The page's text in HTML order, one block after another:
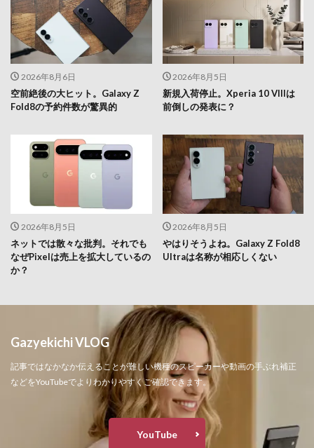
2026年8月6日
空前絶後の大ヒット。Galaxy Z
Fold8の予約件数が驚異的
2026年8月5日
新規入荷停止。Xperia 10 VIIIは
前倒しの発表に？
2026年8月5日
ネットでは散々な批判。それでも
なぜPixelは売上を拡大しているの
か？
2026年8月5日
やはりそうよね。Galaxy Z Fold8
Ultraは名称が相応しくない
Gazyekichi VLOG
記事ではなかなか伝えることが難しい機種のスピーカーや動画の手ぶれ補正
などをYouTubeでよりわかりやすくご確認できます。
YouTube